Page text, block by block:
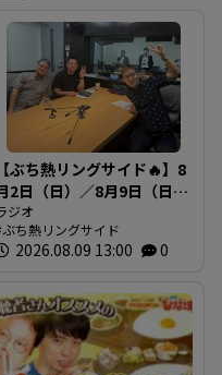
【ぶち熱リングサイド🔥】8
2日（日）／8月9日（日）
送内容
ジオ
ぶち熱リングサイド
2026.08.09 13:00 0